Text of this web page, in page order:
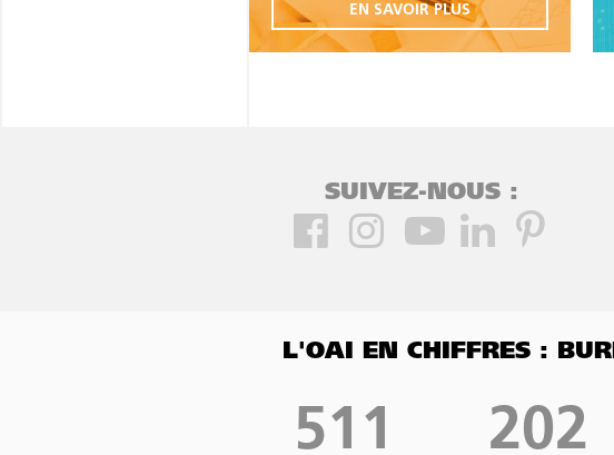
EN SAVOIR PLUS
SUIVEZ-NOUS :
L'OAI EN CHIFFRES :
511 202